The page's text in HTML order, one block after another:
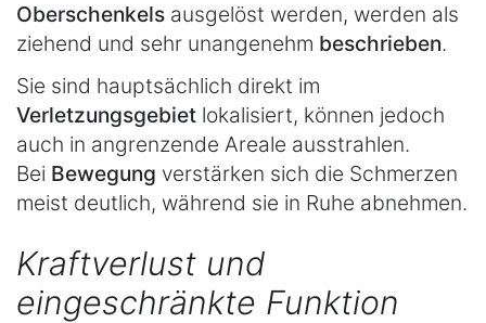
Oberschenkels ausgelöst werden, werden als
ziehend und sehr unangenehm beschrieben.
Sie sind hauptsächlich direkt im
Verletzungsgebiet lokalisiert, können jedoch
auch in angrenzende Areale ausstrahlen.
Bei Bewegung verstärken sich die Schmerzen
meist deutlich, während sie in Ruhe abnehmen.
Kraftverlust und
eingeschränkte Funktion